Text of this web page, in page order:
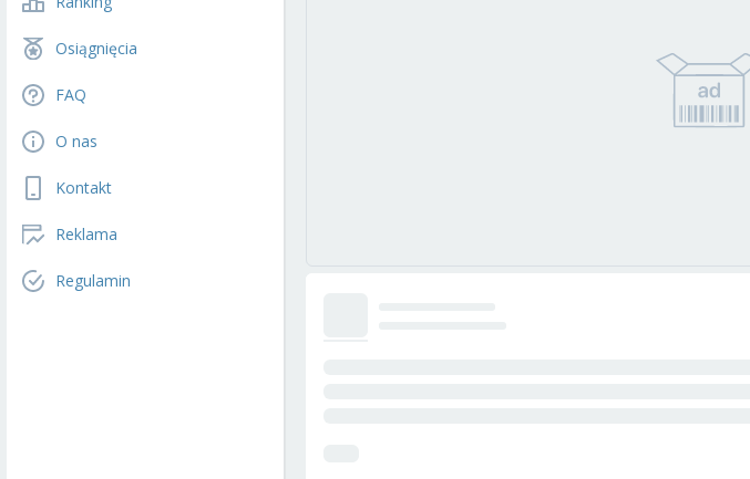
Osiągnięcia
FAQ
O nas
Kontakt
Reklama
Regulamin